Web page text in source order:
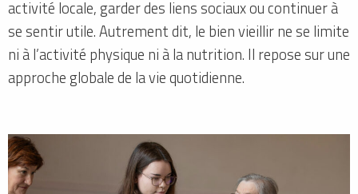
activité locale, garder des liens sociaux ou continuer à
se sentir utile. Autrement dit, le bien vieillir ne se limite
ni à l’activité physique ni à la nutrition. Il repose sur une
approche globale de la vie quotidienne.